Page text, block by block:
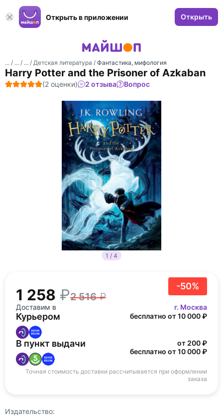
Открыть в приложении Открыть
... / ... / ... / Детская литература / Фантастика, мифология
Harry Potter and the Prisoner of Azkaban
(2 оценки) 2 отзыва Вопрос
1 / 4
-50%
1 258 2 516
Доставим в г. Москва
Курьером бесплатно от 10 000 ₽
В пункт выдачи
от 200 ₽
бесплатно от 10 000 ₽
Точная стоимость доставки рассчитывается при оформлении
заказа
Издательство: